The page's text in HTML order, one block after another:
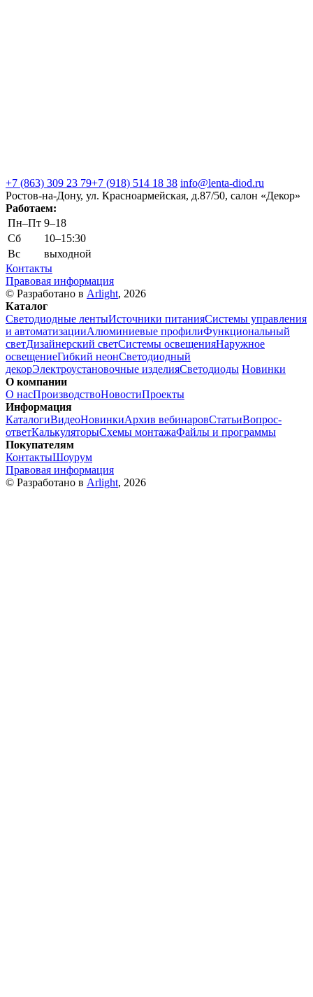
+7 (863) 309 23 79+7 (918) 514 18 38 info@lenta-diod.ru
Ростов-на-Дону, ул. Красноармейская, д.87/50, салон «Декор»
Работаем:
Пн–Пт 9–18
Сб
10–15:30
Вс
выходной
Контакты
Правовая информация
© Разработано в Arlight, 2026
Каталог
Светодиодные лентыИсточники питанияСистемы управления
и автоматизацииАлюминиевые профилиФункциональный
светДизайнерский светСистемы освещенияНаружное
освещениеГибкий неонСветодиодный
декорЭлектроустановочные изделияСветодиоды Новинки
О компании
О насПроизводствоНовостиПроекты
Информация
КаталогиВидеоНовинкиАрхив вебинаровСтатьиВопрос-
ответКалькуляторыСхемы монтажаФайлы и программы
Покупателям
КонтактыШоурум
Правовая информация
© Разработано в Arlight, 2026